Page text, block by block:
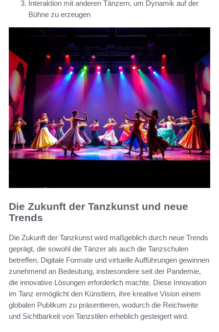
Interaktion mit anderen Tänzern, um Dynamik auf der
Bühne zu erzeugen
Die Zukunft der Tanzkunst und neue
Trends
Die Zukunft der Tanzkunst wird maßgeblich durch neue Trends
geprägt, die sowohl die Tänzer als auch die Tanzschulen
betreffen. Digitale Formate und virtuelle Aufführungen gewinnen
zunehmend an Bedeutung, insbesondere seit der Pandemie,
die innovative Lösungen erforderlich machte. Diese Innovation
im Tanz ermöglicht den Künstlern, ihre kreative Vision einem
globalen Publikum zu präsentieren, wodurch die Reichweite
und Sichtbarkeit von Tanzstilen erheblich gesteigert wird.